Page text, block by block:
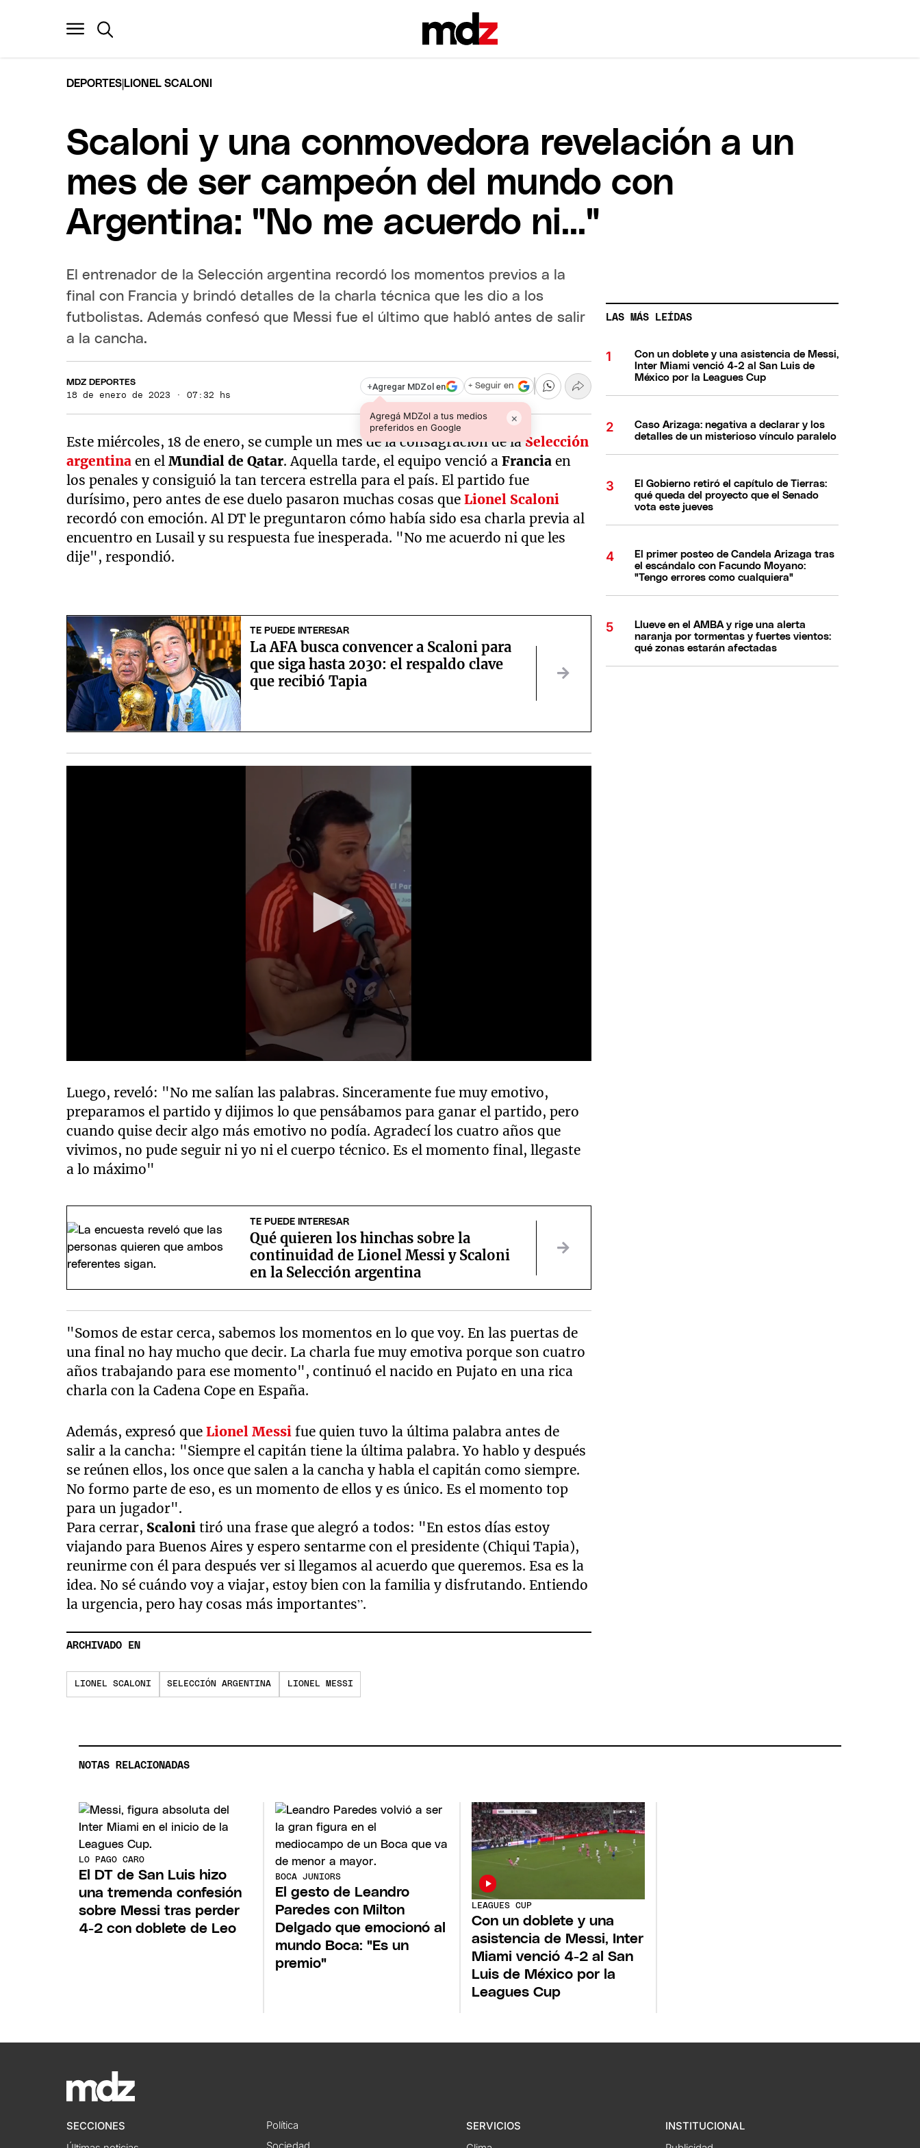
DEPORTES LIONEL SCALONI
Scaloni y una conmovedora revelación a un
mes de ser campeón del mundo con
Argentina: "No me acuerdo ni..."
El entrenador de la Selección argentina recordó los momentos previos a la
final con Francia y brindó detalles de la charla técnica que les dio a los
futbolistas. Además confesó que Messi fue el último que habló antes de salir
a la cancha.
MDZ DEPORTES
18 de enero de 2023 · 07:32 hs
+Agregar MDZol en
Agregá MDZol a tus medios
preferidos en Google
×
+ Seguir en
Este miércoles, 18 de enero, se cumple un mes de la consagración de laSelección
argentina en elMundial de Qatar. Aquella tarde, el equipo venció aFranciaen
los penales y consiguió la tan tercera estrella para el país. El partido fue
durísimo, pero antes de ese duelo pasaron muchas cosas queLionel Scaloni
recordó con emoción. Al DT le preguntaron cómo había sido esa charla previa al
encuentro en Lusail y su respuesta fue inesperada. "No me acuerdo ni que les
dije", respondió.
TE PUEDE INTERESAR
La AFA busca convencer a Scaloni para
que siga hasta 2030: el respaldo clave
que recibió Tapia
of
2
minutes,
2
secondsVolume
90%
Luego, reveló: "No me salían las palabras. Sinceramente fue muy emotivo,
preparamos el partido y dijimos lo que pensábamos para ganar el partido, pero
cuando quise decir algo más emotivo no podía. Agradecí los cuatro años que
vivimos, no pude seguir ni yo ni el cuerpo técnico. Es el momento final, llegaste
a lo máximo"
TE PUEDE INTERESAR
Qué quieren los hinchas sobre la
continuidad de Lionel Messi y Scaloni
en la Selección argentina
"Somos de estar cerca, sabemos los momentos en lo que voy. En las puertas de
una final no hay mucho que decir. La charla fue muy emotiva porque son cuatro
años trabajando para ese momento", continuó el nacido en Pujato en una rica
charla con la Cadena Cope en España.
Además, expresó queLionel Messi fue quien tuvo la última palabra antes de
salir a la cancha: "Siempre el capitán tiene la última palabra. Yo hablo y después
se reúnen ellos, los once que salen a la cancha y habla el capitán como siempre.
No formo parte de eso, es un momento de ellos y es único. Es el momento top
para un jugador".
Para cerrar, Scalonitiró una frase que alegró a todos: "En estos días estoy
viajando para Buenos Aires y espero sentarme con el presidente (Chiqui Tapia),
reunirme con él para después ver si llegamos al acuerdo que queremos. Esa es la
idea. No sé cuándo voy a viajar, estoy bien con la familia y disfrutando. Entiendo
la urgencia, pero hay cosas más importantes”.
ARCHIVADO EN
LIONEL SCALONI SELECCIÓN ARGENTINA LIONEL MESSI
LAS MÁS LEÍDAS
Con un doblete y una asistencia de Messi,
Inter Miami venció 4-2 al San Luis de
México por la Leagues Cup
Caso Arizaga: negativa a declarar y los
detalles de un misterioso vínculo paralelo
El Gobierno retiró el capítulo de Tierras:
qué queda del proyecto que el Senado
vota este jueves
El primer posteo de Candela Arizaga tras
el escándalo con Facundo Moyano:
"Tengo errores como cualquiera"
Llueve en el AMBA y rige una alerta
naranja por tormentas y fuertes vientos:
qué zonas estarán afectadas
NOTAS RELACIONADAS
LO PAGO CARO
El DT de San Luis hizo
una tremenda confesión
sobre Messi tras perder
4-2 con doblete de Leo
BOCA JUNIORS
El gesto de Leandro
Paredes con Milton
Delgado que emocionó al
mundo Boca: "Es un
premio"
LEAGUES CUP
Con un doblete y una
asistencia de Messi, Inter
Miami venció 4-2 al San
Luis de México por la
Leagues Cup
SECCIONES
Política
SERVICIOS
INSTITUCIONAL